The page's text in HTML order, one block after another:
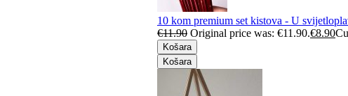
10 kom premium set kistova - U
€11.90 Original price was: €11.90.€8.90
Košara
Košara